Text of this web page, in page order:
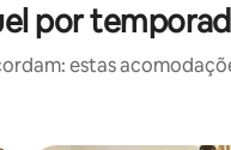
por
estas